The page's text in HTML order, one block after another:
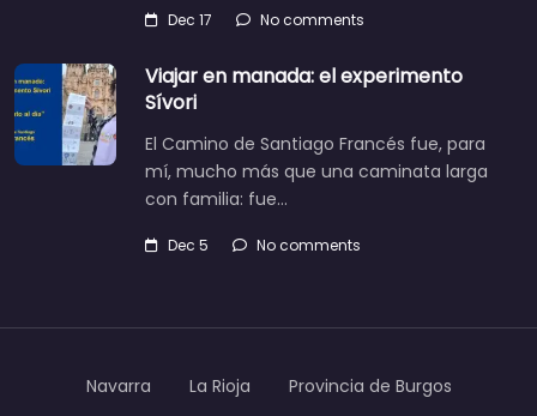
Dec 17 No comments
Viajar en manada: el experimento
Sívori
El Camino de Santiago Francés fue, para
mí, mucho más que una caminata larga
con familia: fue…
Dec 5 No comments
Navarra La Rioja Provincia de Burgos